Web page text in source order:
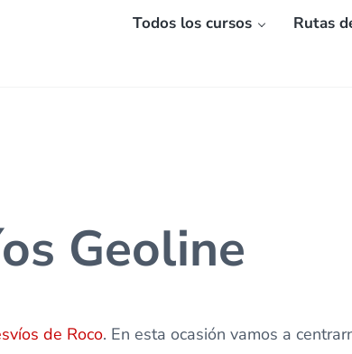
Todos los cursos Rutas
Geoline
de Roco. En esta ocasión vamos a